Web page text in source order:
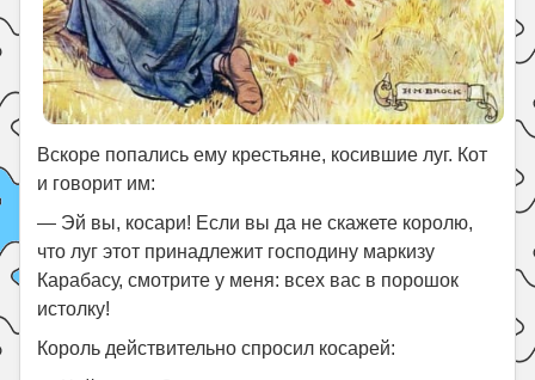
Вскоре попались ему крестьяне, косившие луг. Кот
и говорит им:
— Эй вы, косари! Если вы да не скажете королю,
что луг этот принадлежит господину маркизу
Карабасу, смотрите у меня: всех вас в порошок
истолку!
Король действительно спросил косарей: